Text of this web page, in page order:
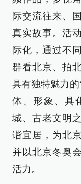
际交流往来、
真实故事。活
际化，通过不
群看北京、拍
具有独特魅力
体、形象、具
城、古老文明
谐宜居，为北
并以北京冬奥
活力。